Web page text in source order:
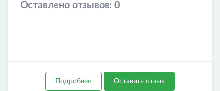
Оставлено отзывов: 0
Подробнее Оставить отзыв